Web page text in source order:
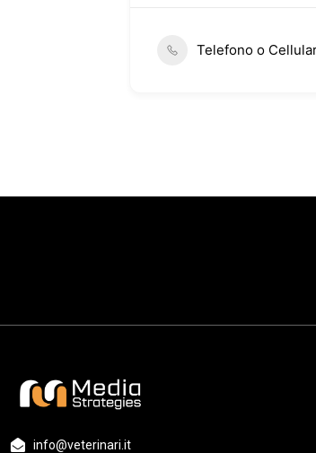
Telefono o
info@veterinari.it